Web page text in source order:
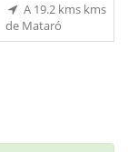
A 19.2 kms kms
de Mataró